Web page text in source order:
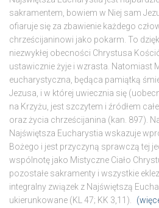
sakramentem, bowiem w Niej sam
ofiaruje się za zbawienie każdego
chrześcijaninowi jako pokarm. To
niezwykłej obecności Chrystusa
ustawicznie żyje i wzrasta. Natomiast
eucharystyczna, będąca pamiątką
Jezusa, i w której uwiecznia się
na Krzyżu, jest szczytem i źródłem
oraz życia chrześcijanina (kan. 897).
Najświętsza Eucharystia wskazuje
Bożego i jest przyczyną sprawczą tej
wspólnotę jako Mistyczne Ciało
pozostałe sakramenty i wszystkie
integralny związek z Najświętszą
ukierunkowane (KL 47; KK 3,11).